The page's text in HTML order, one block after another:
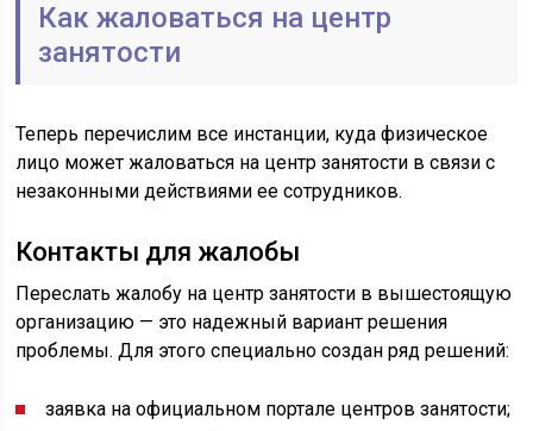
Как жаловаться на центр
занятости
Теперь перечислим все инстанции, куда физическое
лицо может жаловаться на центр занятости в связи с
незаконными действиями ее сотрудников.
Контакты для жалобы
Переслать жалобу на центр занятости в вышестоящую
организацию — это надежный вариант решения
проблемы. Для этого специально создан ряд решений:
заявка на официальном портале центров занятости;